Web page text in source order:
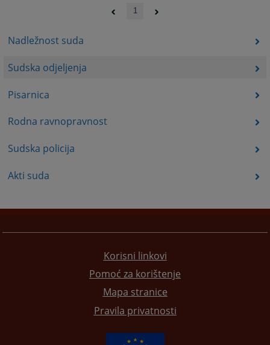
Nadležnost suda
Sudska odjeljenja
Pisarnica
Rodna ravnopravnost
Sudska policija
Akti suda
1
Korisni linkovi
Pomoć za korištenje
Mapa stranice
Pravila privatnosti